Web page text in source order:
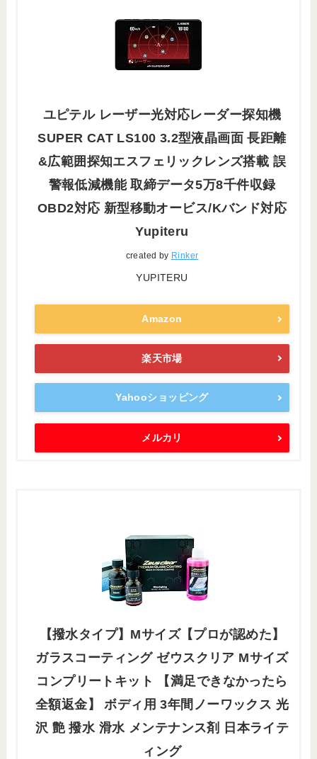
ユピテル レーザー光対応レーダー探知機
SUPER CAT LS100 3.2型液晶画面 長距離
&広範囲探知エスフェリックレンズ搭載 誤
警報低減機能 取締データ5万8千件収録
OBD2対応 新型移動オービス/Kバンド対応
Yupiteru
created by Rinker
YUPITERU
Amazon
楽天市場
Yahooショッピング
メルカリ
【撥水タイプ】Mサイズ【プロが認めた】
ガラスコーティング ゼウスクリア Mサイズ
コンプリートキット 【満足できなかったら
全額返金】 ボディ用 3年間ノーワックス 光
沢 艶 撥水 滑水 メンテナンス剤 日本ライテ
ィング